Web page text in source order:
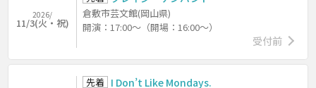
2026/
11/3(火・祝)
倉敷市芸文館(岡山県)
開演：17:00～（開場：16:00～）
受付前
先着 I Don’t Like Mondays.